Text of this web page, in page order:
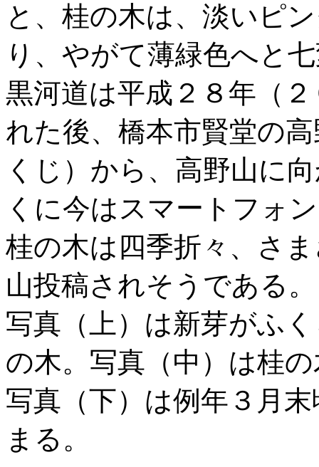
と、桂の木は、淡いピ
り、やがて薄緑色へと
黒河道は平成２８年（
れた後、橋本市賢堂の
くじ）から、高野山に
くに今はスマートフォ
桂の木は四季折々、さ
山投稿されそうである。
写真（上）は新芽がふ
の木。写真（中）は桂
写真（下）は例年３月
まる。